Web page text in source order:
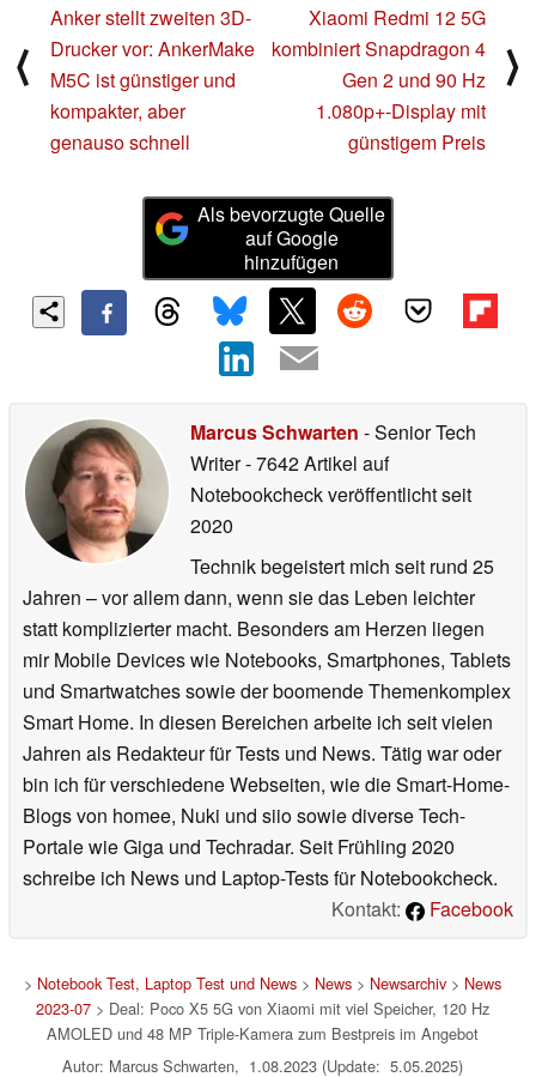
⟨
Anker stellt zweiten 3D-
Drucker vor: AnkerMake
M5C ist günstiger und
kompakter, aber
genauso schnell
Xiaomi Redmi 12 5G
kombiniert Snapdragon 4
Gen 2 und 90 Hz
1.080p+-Display mit
günstigem Preis
⟩
Als bevorzugte Quelle
auf Google
hinzufügen
Marcus Schwarten - Senior Tech
Writer- 7642 Artikel auf
Notebookcheck veröffentlichtseit
2020
Technik begeistert mich seit rund 25
Jahren – vor allem dann, wenn sie das Leben leichter
statt komplizierter macht. Besonders am Herzen liegen
mir Mobile Devices wie Notebooks, Smartphones, Tablets
und Smartwatches sowie der boomende Themenkomplex
Smart Home. In diesen Bereichen arbeite ich seit vielen
Jahren als Redakteur für Tests und News. Tätig war oder
bin ich für verschiedene Webseiten, wie die Smart-Home-
Blogs von homee, Nuki und siio sowie diverse Tech-
Portale wie Giga und Techradar. Seit Frühling 2020
schreibe ich News und Laptop-Tests für Notebookcheck.
Kontakt:
Facebook
> Notebook Test, Laptop Test und News> News> Newsarchiv> News
2023-07> Deal: Poco X5 5G von Xiaomi mit viel Speicher, 120 Hz
AMOLED und 48 MP Triple-Kamera zum Bestpreis im Angebot
Autor: Marcus Schwarten, 1.08.2023 (Update: 5.05.2025)